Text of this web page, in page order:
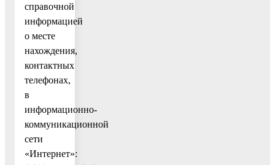
справочной
информацией
о месте
нахождения,
контактных
телефонах,
в
информационно-
коммуникационной
сети
«Интернет»: